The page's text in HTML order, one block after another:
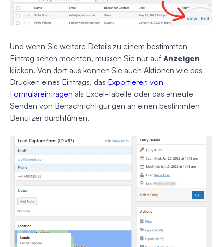
Und wenn Sie weitere Details zu einem bestimmten
Eintrag sehen möchten, müssen Sie nur auf Anzeigen
klicken. Von dort aus können Sie auch Aktionen wie das
Drucken eines Eintrags, das Exportieren von
Formulareinträgen als Excel-Tabelle oder das erneute
Senden von Benachrichtigungen an einen bestimmten
Benutzer durchführen.